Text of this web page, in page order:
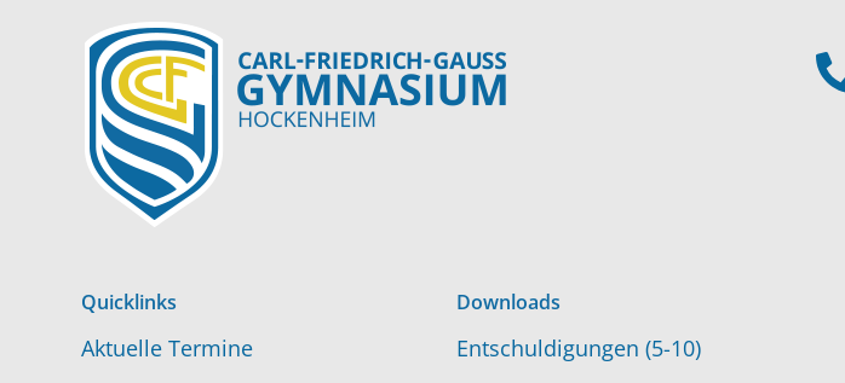
Quicklinks
Aktuelle Termine
Downloads
Entschuldigungen (5-10)